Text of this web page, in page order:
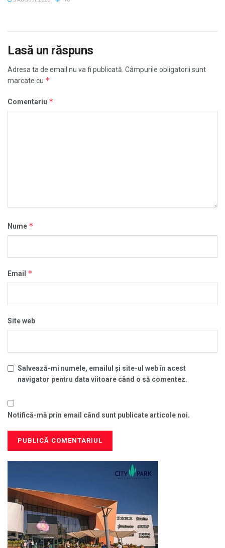
Lasă un răspuns
Adresa ta de email nu va fi publicată. Câmpurile obligatorii sunt
marcate cu *
Comentariu *
Nume *
Email *
Site web
Salvează-mi numele, emailul și site-ul web în acest
navigator pentru data viitoare când o să comentez.
Notifică-mă prin email când sunt publicate articole noi.